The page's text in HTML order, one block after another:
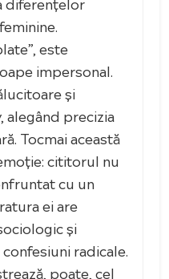
este
impersonal.
și
alegând precizia
Tocmai această
cititorul nu
cu un
ei are
și
radicale.
poate, cel